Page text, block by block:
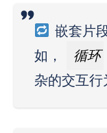
嵌套片
如，
循环
杂的交互行